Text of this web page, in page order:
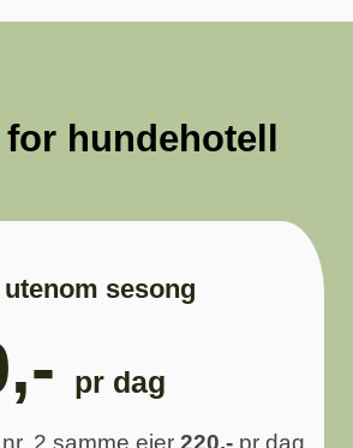
hundehotell
sesong
pr dag
2 samme eier 220,- pr dag